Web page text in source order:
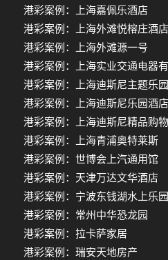
港彩案例：上海嘉佩乐酒店
港彩案例：上海外滩悦榕庄酒店
港彩案例：上海外滩源一号
港彩案例：上海实业交通电器
港彩案例：上海迪斯尼主题乐园
港彩案例：上海迪斯尼乐园酒店
港彩案例：上海迪斯尼精品购
港彩案例：上海青浦奥特莱斯
港彩案例：世博会上汽通用馆
港彩案例：天津万达文华酒店
港彩案例：宁波东钱湖水上乐园
港彩案例：常州中华恐龙园
港彩案例：拉卡萨家居
港彩案例：瑞安天地房产